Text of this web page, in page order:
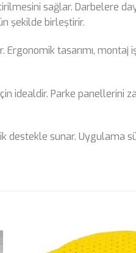
sağlar. Darbelere
şekilde birleştirir.
tasarımı,
idealdir. Parke panellerini
destekle sunar. Uygulama